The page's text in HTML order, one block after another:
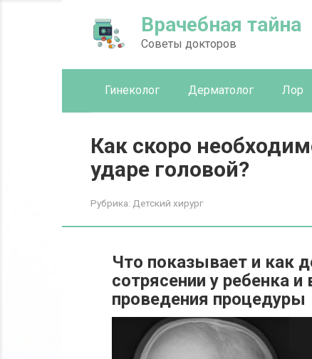
Врачебная тайна
Советы докторов
Гинеколог Дерматолог Лор
Как скоро
ударе головой?
Рубрика: Детский хирург
Что показывает и как
сотрясении у ребенка и
проведения процедуры